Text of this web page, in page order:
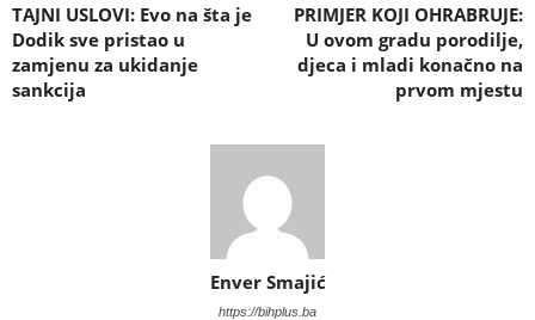
TAJNI USLOVI: Evo na šta je
Dodik sve pristao u
zamjenu za ukidanje
sankcija
PRIMJER KOJI OHRABRUJE:
U ovom gradu porodilje,
djeca i mladi konačno na
prvom mjestu
Enver Smajić
https://bihplus.ba